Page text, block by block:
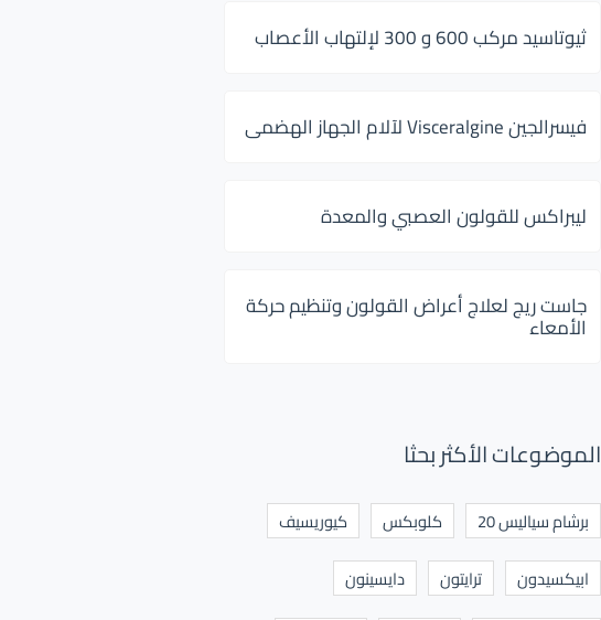
ثيوتاسيد مركب 600 و 300 لإلتهاب الأعصاب
فيسرالجين Visceralgine لآلام الجهاز الهضمى
ليبراكس للقولون العصبي والمعدة
جاست ريج لعلاج أعراض القولون وتنظيم حركة
الأمعاء
الموضوعات الأكثر بحثا
برشام سياليس 20 كلوبكس
كيوريسيف
ابيكسيدون
ترايتون
دايسينون